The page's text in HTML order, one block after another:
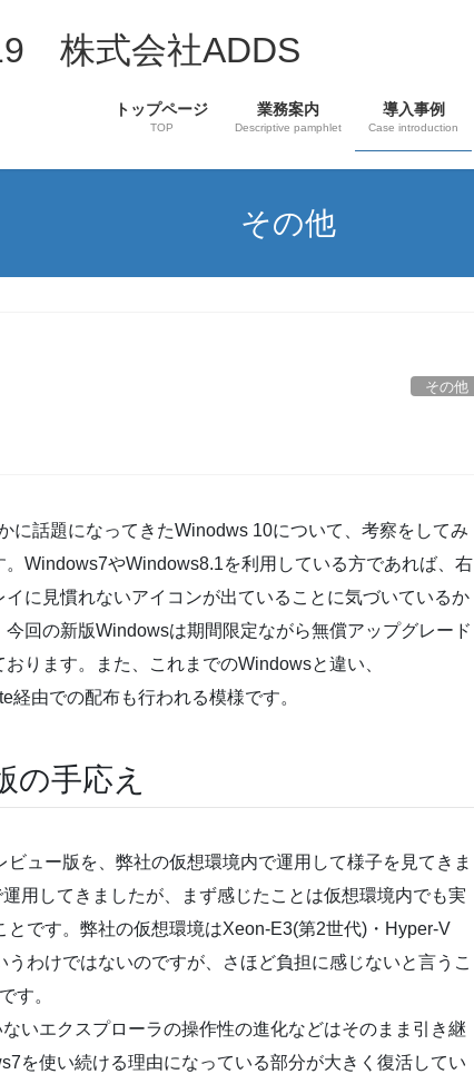
株式会社ADDS
トップページ
TOP
業務案内
Descriptive pamphlet
導入事例
Case introduction
その他
その他
に話題になってきたWinodws 10について、考察をしてみ
。Windows7やWindows8.1を利用している方であれば、右
イに見慣れないアイコンが出ていることに気づいているか
今回の新版Windowsは期間限定ながら無償アップグレード
ります。また、これまでのWindowsと違い、
経由での配布も行われる模様です。
の手応え
ュー版を、弊社の仮想環境内で運用して様子を見てきま
用してきましたが、まず感じたことは仮想環境内でも実
です。弊社の仮想環境はXeon-E3(第2世代)・Hyper-V
わけではないのですが、さほど負担に感じないと言うこ
す。
いエクスプローラの操作性の進化などはそのまま引き継
を使い続ける理由になっている部分が大きく復活してい